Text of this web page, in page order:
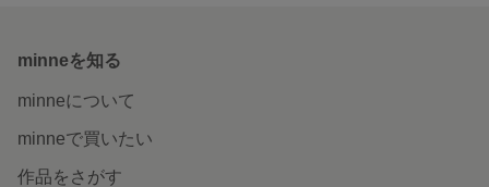
minneを知る
minneについて
minneで買いたい
作品をさがす